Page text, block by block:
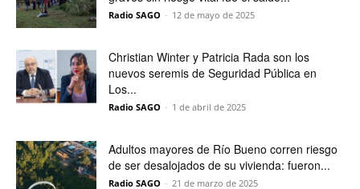
Radio SAGO - 12 de mayo de 2025
Christian Winter y Patricia Rada son los
nuevos seremis de Seguridad Pública en
Los...
Radio SAGO - 1 de abril de 2025
Adultos mayores de Río Bueno corren riesgo
de ser desalojados de su vivienda: fueron...
Radio SAGO - 21 de marzo de 2025